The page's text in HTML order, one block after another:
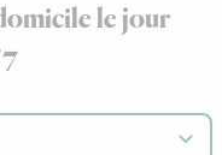
le jour